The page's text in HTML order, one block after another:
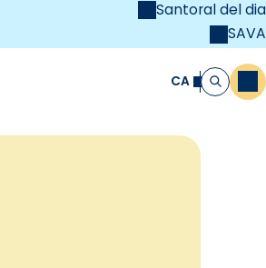
Santoral del dia
SAVA
CA Cerca